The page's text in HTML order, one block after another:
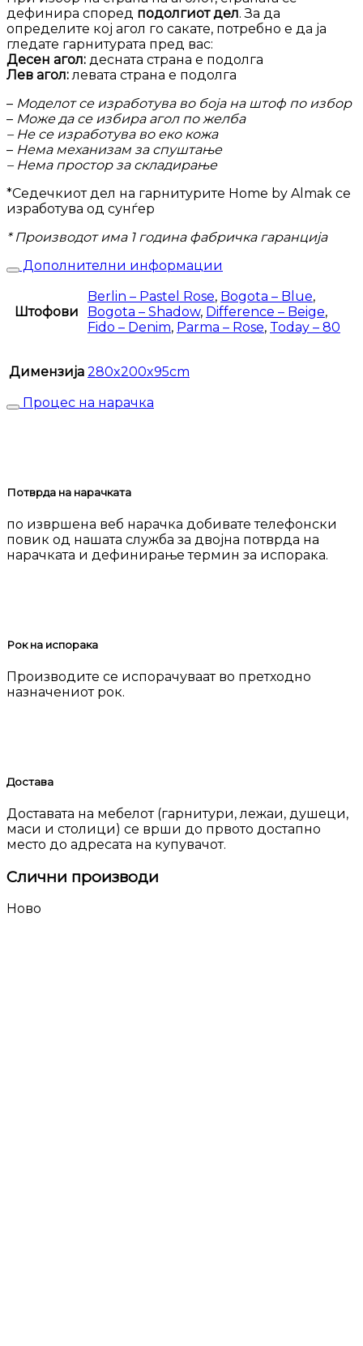
дефинира според подолгиот дел. За да
определите кој агол го сакате, потребно е да ја
гледате гарнитурата пред вас:
Десен агол: десната страна е подолга
Лев агол:левата страна е подолга
– Моделот се изработува во боја на штоф по избор
– Може да се избира агол по желба
– Не се изработува во еко кожа
– Нема механизам за спуштање
– Нема простор за складирање
*Седечкиот дел на гарнитурите Home by Almak се
изработува од сунѓер
* Производот има 1 година фабричка гаранција
Дополнителни информации
Штофови
Berlin – Pastel Rose, Bogota – Blue,
Bogota – Shadow, Difference – Beige,
Fido – Denim, Parma – Rose, Today – 80
Димензија 280x200x95cm
Процес на нарачка
Потврда на нарачката
по извршена веб нарачка добивате телефонски
повик од нашата служба за двојна потврда на
нарачката и дефинирање термин за испорака.
Рок на испорака
Производите се испорачуваат во претходно
назначениот рок.
Достава
Доставата на мебелот (гарнитури, лежаи, душеци,
маси и столици) се врши до првото достапно
место до адресата на купувачот.
Слични производи
Ново